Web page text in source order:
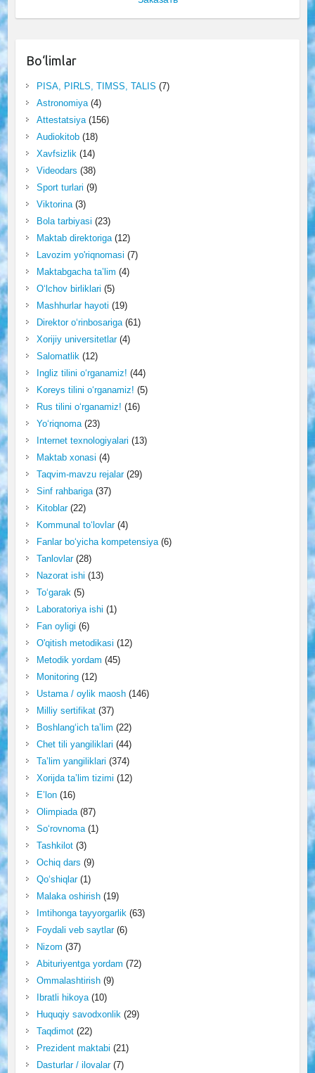
Bo‘limlar
PISA, PIRLS, TIMSS, TALIS (7)
Astronomiya(4)
Attestatsiya(156)
Audiokitob(18)
Xavfsizlik(14)
Videodars (38)
Sport turlari (9)
Viktorina(3)
Bola tarbiyasi (23)
Maktab direktoriga(12)
Lavozim yo'riqnomasi (7)
Maktabgacha ta’lim (4)
O‘lchov birliklari (5)
Mashhurlar hayoti (19)
Direktor o‘rinbosariga(61)
Xorijiy universitetlar(4)
Salomatlik(12)
Ingliz tilini o‘rganamiz! (44)
Koreys tilini o‘rganamiz! (5)
Rus tilini o‘rganamiz! (16)
Yo‘riqnoma(23)
Internet texnologiyalari (13)
Maktab xonasi (4)
Taqvim-mavzu rejalar(29)
Sinf rahbariga(37)
Kitoblar(22)
Kommunal to‘lovlar(4)
Fanlar bo‘yicha kompetensiya(6)
Tanlovlar(28)
Nazorat ishi (13)
To‘garak(5)
Laboratoriya ishi (1)
Fan oyligi (6)
O'qitish metodikasi (12)
Metodik yordam (45)
Monitoring(12)
Ustama / oylik maosh(146)
Milliy sertifikat(37)
Boshlang‘ich ta’lim (22)
Chet tili yangiliklari (44)
Ta’lim yangiliklari (374)
Xorijda ta’lim tizimi (12)
E’lon(16)
Olimpiada(87)
So‘rovnoma(1)
Tashkilot(3)
Ochiq dars (9)
Qo‘shiqlar(1)
Malaka oshirish(19)
Imtihonga tayyorgarlik(63)
Foydali veb saytlar(6)
Nizom (37)
Abituriyentga yordam (72)
Ommalashtirish(9)
Ibratli hikoya(10)
Huquqiy savodxonlik(29)
Taqdimot(22)
Prezident maktabi (21)
Dasturlar / ilovalar(7)